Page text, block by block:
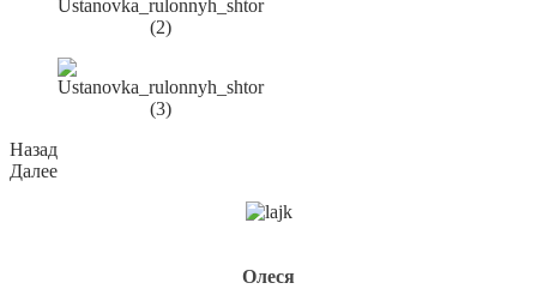
Назад
Далее
Олеся